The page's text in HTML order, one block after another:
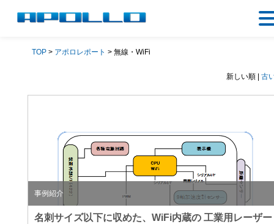
TOP > アポロレポート > 無線・WiFi
新しい順 | 古
事例紹介
名刺サイズ以下に収めた、WiFi内蔵の 工業用レーザー